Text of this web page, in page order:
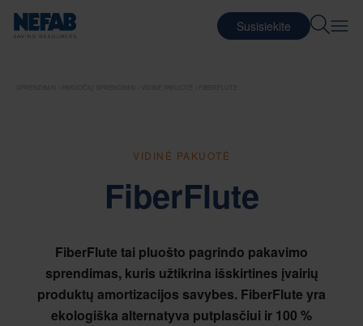
Susisiekite
SPRENDIMAI PAKUOČIŲ SPRENDIMAI VIDINĖ PAKUOTĖ
VIDINĖ PAKUOTĖ
FiberFlute
FiberFlute tai pluošto pagrindo pakavimo
sprendimas, kuris užtikrina išskirtines įvairių
produktų amortizacijos savybes. FiberFlute yra
ekologiška alternatyva putplasčiui ir 100 %